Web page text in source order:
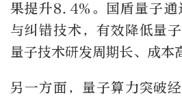
果提升8.4%。国盾量子
与纠错技术，有效降低量
量子技术研发周期长、成本
另一方面，量子算力突破